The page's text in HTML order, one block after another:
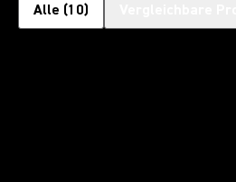
Alle (10)